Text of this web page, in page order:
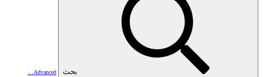
بحث Advanced…